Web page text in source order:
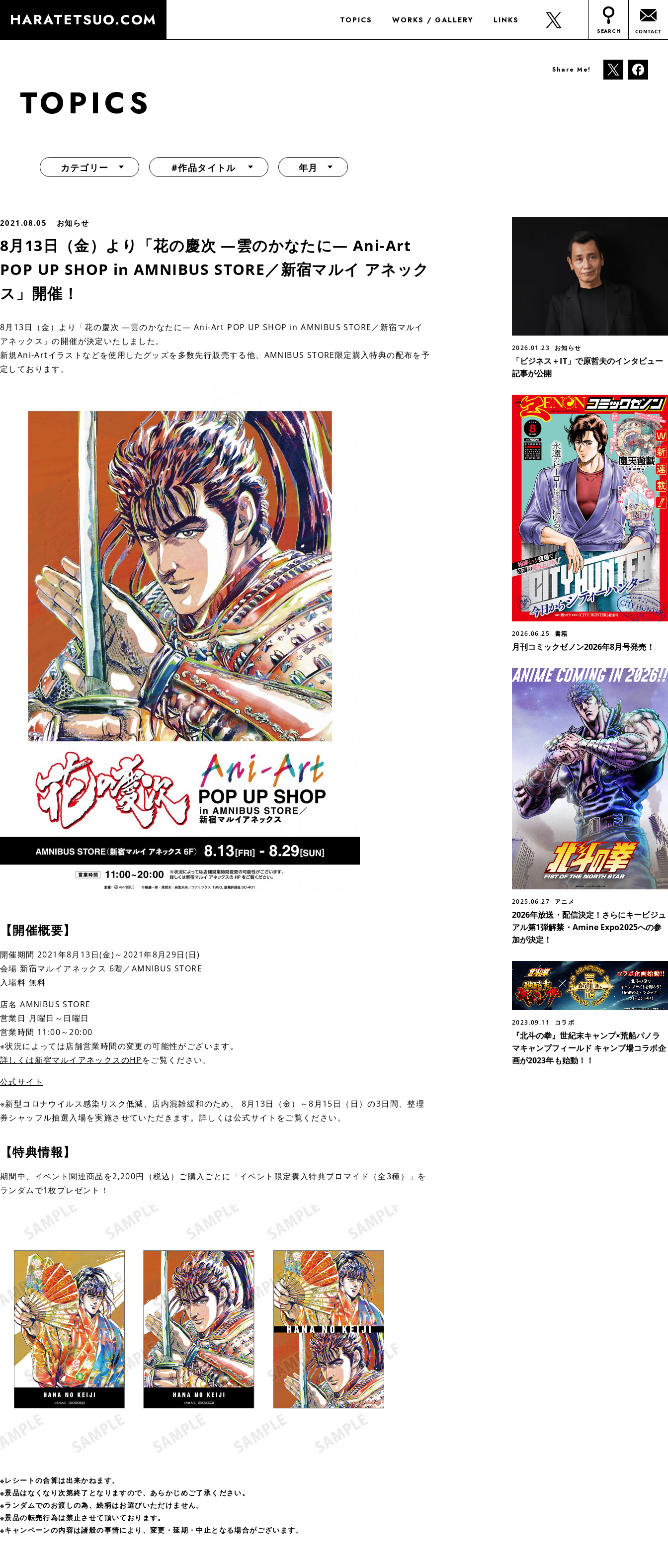
HARATETSUO.COM TOPICS WORKS / GALLERY LINKS
SEARCH CONTACT
Share Me!
TOPICS
カテゴリー #作品タイトル 年月
2021.08.05 お知らせ
8月13日（金）より「花の慶次 ―雲のかなたに― Ani-Art
POP UP SHOP in AMNIBUS STORE／新宿マルイ アネック
ス」開催！
8月13日（金）より「花の慶次 ―雲のかなたに― Ani-Art POP UP SHOP in AMNIBUS STORE／新宿マルイ
アネックス」の開催が決定いたしました。
新規Ani-Artイラストなどを使用したグッズを多数先行販売する他、AMNIBUS STORE限定購入特典の配布を予
定しております。
【開催概要】
開催期間 2021年8月13日(金)～2021年8月29日(日)
会場 新宿マルイアネックス 6階／AMNIBUS STORE
入場料 無料
店名 AMNIBUS STORE
営業日 月曜日～日曜日
営業時間 11:00～20:00
※状況によっては店舗営業時間の変更の可能性がございます。
詳しくは新宿マルイアネックスのHP をご覧ください。
公式サイト
※新型コロナウイルス感染リスク低減、店内混雑緩和のため、 8月13日（金）～8月15日（日）の3日間、整理
券シャッフル抽選入場を実施させていただきます。詳しくは公式サイトをご覧ください。
【特典情報】
期間中、イベント関連商品を2,200円（税込）ご購入ごとに「イベント限定購入特典ブロマイド（全3種）」を
ランダムで1枚プレゼント！
※レシートの合算は出来かねます。
※景品はなくなり次第終了となりますので、あらかじめご了承ください。
※ランダムでのお渡しの為、絵柄はお選びいただけません。
※景品の転売行為は禁止させて頂いております。
※キャンペーンの内容は諸般の事情により、変更・延期・中止となる場合がございます。
2026.01.23 お知らせ
「ビジネス＋IT」で原哲夫のインタビュー
記事が公開
2026.06.25 書籍
月刊コミックゼノン2026年8月号発売！
2025.06.27 アニメ
2026年放送・配信決定！さらにキービジュ
アル第1弾解禁・Amine Expo2025への参
加が決定！
2023.09.11 コラボ
『北斗の拳』世紀末キャンプ×荒船パノラ
マキャンプフィールド キャンプ場コラボ企
画が2023年も始動！！